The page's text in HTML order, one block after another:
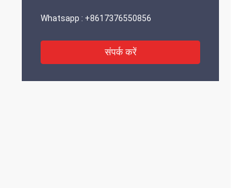
Whatsapp : +8617376550856
संपर्क करें